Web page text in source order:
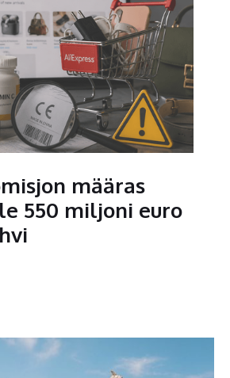
määras
550 miljoni euro